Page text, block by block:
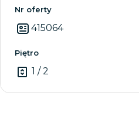
Nr oferty
415064
Piętro
1 / 2